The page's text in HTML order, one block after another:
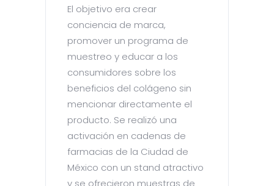
El objetivo era crear
conciencia de marca,
promover un programa de
muestreo y educar a los
consumidores sobre los
beneficios del colágeno sin
mencionar directamente el
producto. Se realizó una
activación en cadenas de
farmacias de la Ciudad de
México con un stand atractivo